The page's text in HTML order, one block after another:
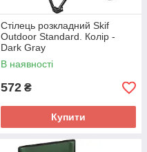
Стілець розкладний Skif
Outdoor Standard. Колір -
Dark Gray
В наявності
572 ₴
Купити